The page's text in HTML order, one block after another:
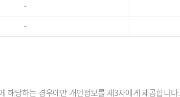
-
-
해당하는 경우에만 개인정보를 제3자에게 제공합니다.